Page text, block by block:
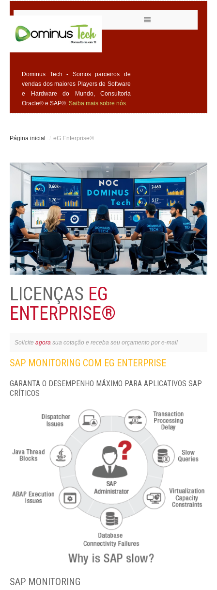
Dominus Tech - Somos parceiros de
vendas dos maiores Players de Software
e Hardware do Mundo, Consultoria
Oracle® e SAP®. Saiba mais sobre nós.
SOFTWARE
NUVEM
CONSULTORIA
Página inicial / eG Enterprise®
LICENÇAS EG
ENTERPRISE®
Solicite agora sua cotação e receba seu orçamento por e-mail
SAP MONITORING COM EG ENTERPRISE
GARANTA O DESEMPENHO MÁXIMO PARA APLICATIVOS SAP
CRÍTICOS
SAP MONITORING